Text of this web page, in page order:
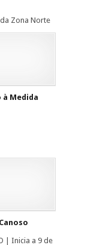
Zona Norte
à Medida
| Inicia a 9 de